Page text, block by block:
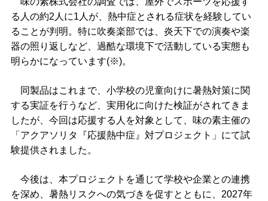
る人の約2人に1人が、熱中症とされる症状を経験してい
ることが判明。特に吹奏楽部では、炎天下での演奏や楽
器の照り返しなど、過酷な環境下で活動している実態も
明らかになっています(※)。
同製品はこれまで、小学校の児童向けに暑熱対策に関
する実証を行うなど、実用化に向けた検証がされてきま
したが、今回は応援する人を対象として、味の素主催の
「アクアソリタ『応援熱中症』対プロジェクト」にて試
験提供されました。
今後は、本プロジェクトを通じて学校や企業との連携
を深め、暑熱リスクへの気づきを促すとともに、2027年